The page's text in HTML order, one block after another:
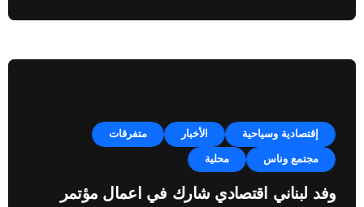
إقتصادية وسياحية الأخبار متفرقات
مجتمع وناس محلية
وفد لبناني اقتصادي شارك في اعمال مؤتمر